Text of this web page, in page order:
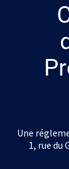
Une
1, rue du